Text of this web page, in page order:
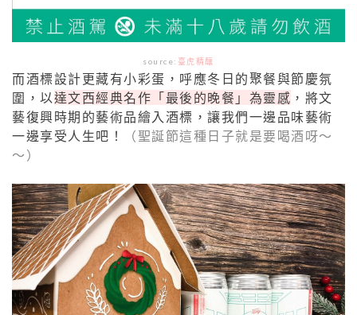
source: 臺虎精釀
而酒標設計更藏有小彩蛋，呼應冬日的聚餐與節慶氛
圍，以 達文西經典名作「最後的晚餐」為靈感 ，將文
藝復興時期的藝術品繪入酒標，讓我們一邊品味藝術
一邊享受人生吧！
（聖誕節這種日子就是要喝酒呀～
～）